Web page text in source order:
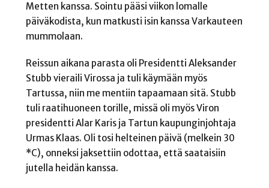
Metten kanssa. Sointu pääsi viikon lomalle
päiväkodista, kun matkusti isin kanssa Varkauteen
mummolaan.
Reissun aikana parasta oli Presidentti Aleksander
Stubb vieraili Virossa ja tuli käymään myös
Tartussa, niin me mentiin tapaamaan sitä. Stubb
tuli raatihuoneen torille, missä oli myös Viron
presidentti Alar Karis ja Tartun kaupunginjohtaja
Urmas Klaas. Oli tosi helteinen päivä (melkein 30
*C), onneksi jaksettiin odottaa, että saataisiin
jutella heidän kanssa.